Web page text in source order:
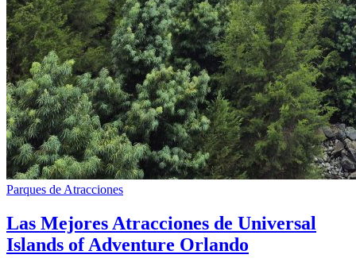
Parques de Atracciones
Las Mejores Atracciones de Universal
Islands of Adventure Orlando